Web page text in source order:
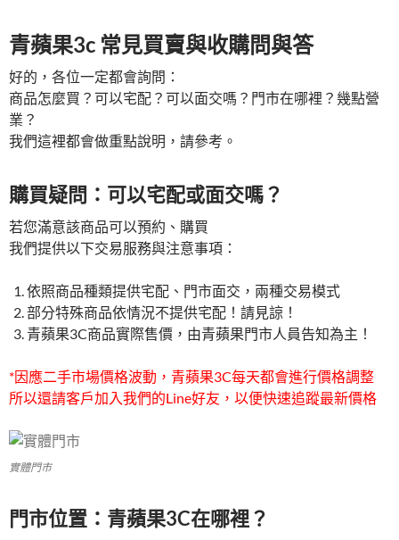
青蘋果3c 常見買賣與收購問與答
好的，各位一定都會詢問：
商品怎麼買？可以宅配？可以面交嗎？門市在哪裡？幾點營
業？
我們這裡都會做重點說明，請參考。
購買疑問：可以宅配或面交嗎？
若您滿意該商品可以預約、購買
我們提供以下交易服務與注意事項：
依照商品種類提供宅配、門市面交，兩種交易模式
部分特殊商品依情況不提供宅配！請見諒！
青蘋果3C商品實際售價，由青蘋果門市人員告知為主！
*因應二手市場價格波動，青蘋果3C每天都會進行價格調整
所以還請客戶加入我們的Line好友，以便快速追蹤最新價格
實體門市
門市位置：青蘋果3C在哪裡？